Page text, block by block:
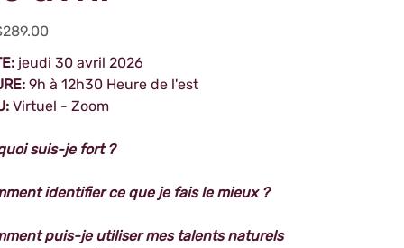
jeudi 30 avril 2026
9h à 12h30 Heure de l'est
Virtuel - Zoom
suis-je fort ?
identifier ce que je fais le mieux ?
puis-je utiliser mes talents naturels